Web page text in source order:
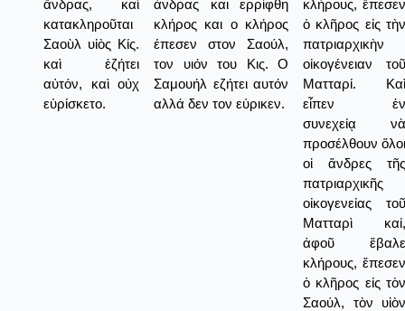
ἄνδρας, καὶ
κατακληροῦται
Σαοὺλ υἱὸς Κίς.
καὶ ἐζήτει
αὐτόν, καὶ οὐχ
εὑρίσκετο.
άνδρας και ερρίφθη
κλήρος και ο κλήρος
έπεσεν στον Σαούλ,
τον υιόν του Κις. Ο
Σαμουήλ εζήτει αυτόν
αλλά δεν τον εύρικεν.
κλήρους, ἔπεσεν
ὁ κλῆρος εἰς τὴν
πατριαρχικὴν
οἰκογένειαν τοῦ
Ματταρί. Καὶ
εἶπεν ἐν
συνεχείᾳ νὰ
προσέλθουν ὅλοι
οἱ ἄνδρες τῆς
πατριαρχικῆς
οἰκογενείας τοῦ
Ματταρὶ καί,
ἀφοῦ ἔβαλε
κλήρους, ἔπεσεν
ὁ κλῆρος εἰς τὸν
Σαούλ, τὸν υἱὸν